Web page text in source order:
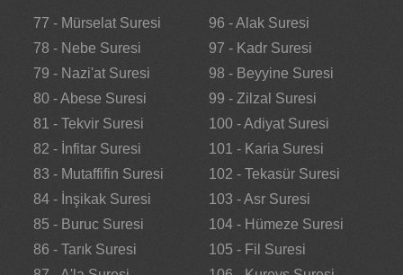
77 - Mürselat Suresi
78 - Nebe Suresi
79 - Nazi'at Suresi
80 - Abese Suresi
81 - Tekvir Suresi
82 - İnfitar Suresi
83 - Mutaffifin Suresi
84 - İnşikak Suresi
85 - Buruc Suresi
86 - Tarık Suresi
96 - Alak Suresi
97 - Kadr Suresi
98 - Beyyine Suresi
99 - Zilzal Suresi
100 - Adiyat Suresi
101 - Karia Suresi
102 - Tekasür Suresi
103 - Asr Suresi
104 - Hümeze Suresi
105 - Fil Suresi